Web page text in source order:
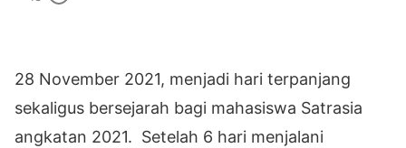
28 November 2021, menjadi hari terpanjang
sekaligus bersejarah bagi mahasiswa Satrasia
angkatan 2021. Setelah 6 hari menjalani